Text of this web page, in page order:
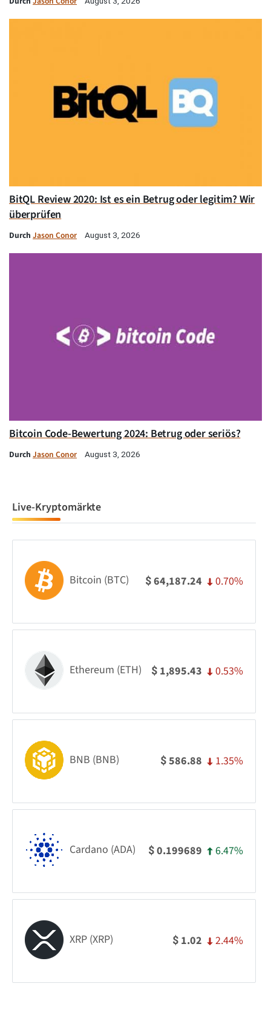
BitQL Review 2020: Ist es ein Betrug oder legitim? Wir
überprüfen
Durch Jason Conor August 3, 2026
Bitcoin Code-Bewertung 2024: Betrug oder seriös?
Durch Jason Conor August 3, 2026
Live-Kryptomärkte
Bitcoin (BTC) $64,187.24 0.70%
Ethereum (ETH) $ 1,895.43 0.53%
BNB (BNB) $586.88 1.35%
Cardano (ADA) $0.199689 6.47%
XRP (XRP) $ 1.02 2.44%